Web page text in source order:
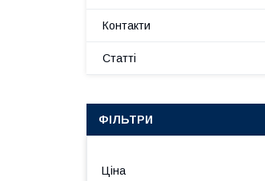
Контакти
Статті
ФІЛЬТРИ
Ціна